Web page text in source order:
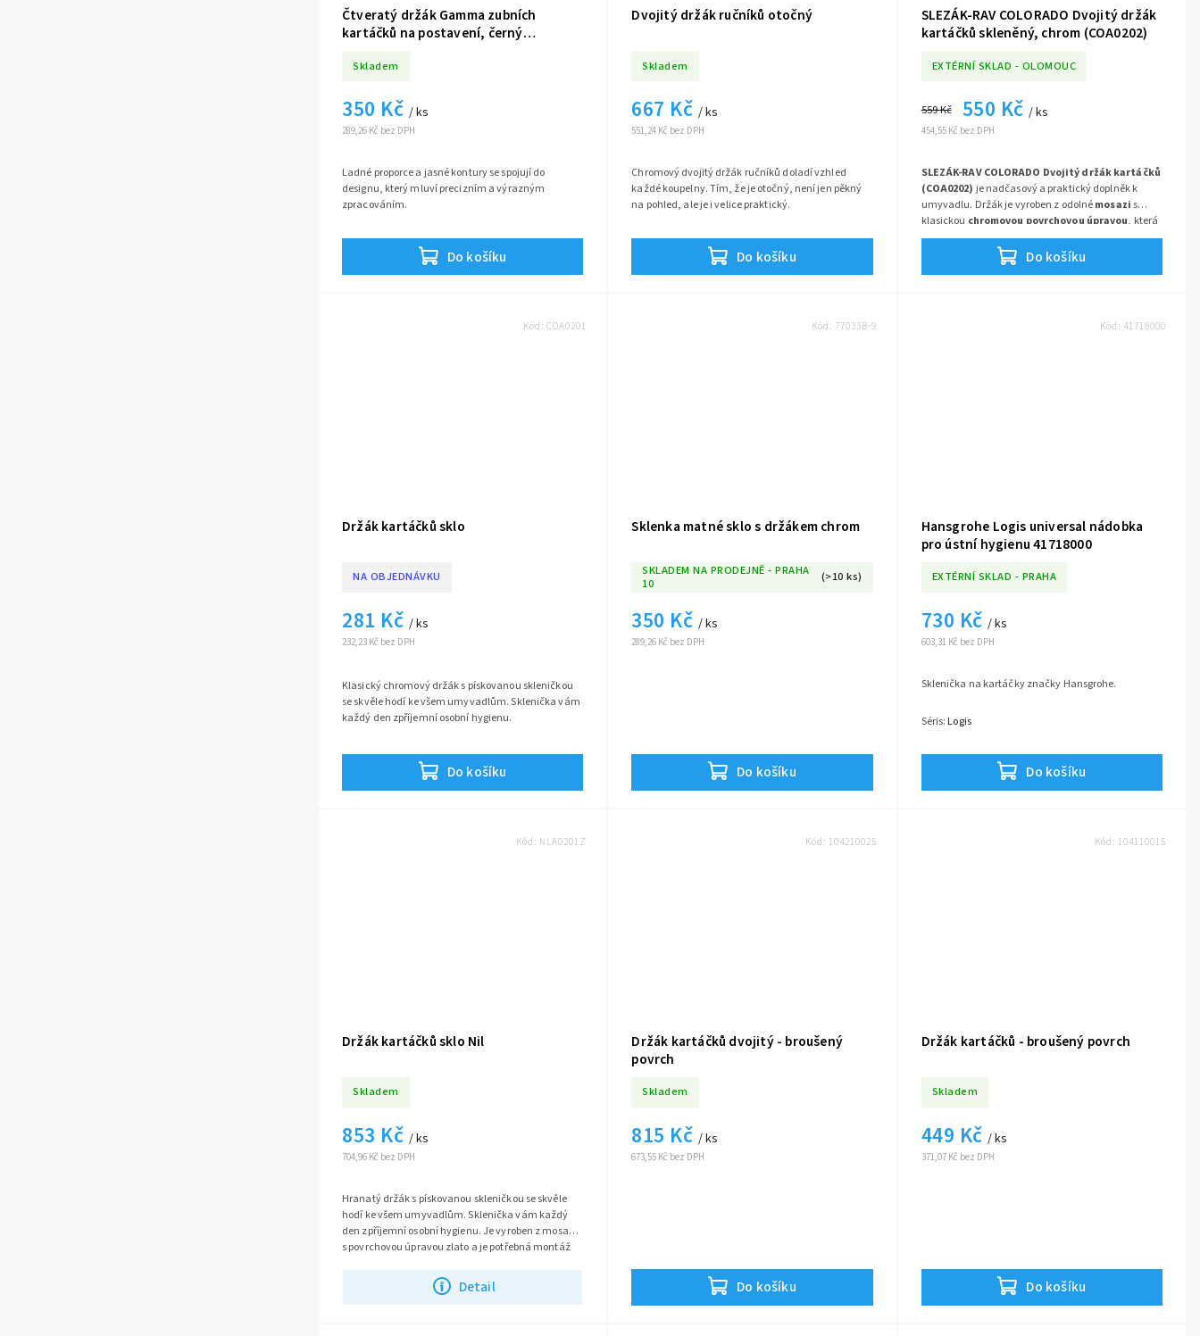
Čtveratý držák Gamma zubních
kartáčků na postavení, černý
Skladem
289,26 Kč bez DPH
350 Kč / ks
Do košíku
Ladné proporce a jasné kontury se spojují do
designu, který mluví precizním a výrazným
zpracováním.
Dvojitý držák ručníků otočný
Skladem
551,24 Kč bez DPH
667 Kč / ks
Do košíku
Chromový dvojitý držák ručníků doladí vzhled
každé koupelny. Tím, že je otočný, není jen pěkný
na pohled, ale je i velice praktický.
SLEZÁK-RAV COLORADO Dvojitý držák
kartáčků skleněný, chrom (COA0202)
EXTÉRNÍ SKLAD - OLOMOUC
454,55 Kč bez DPH
559 Kč 550 Kč/ ks
Do košíku
SLEZÁK-RAV COLORADO Dvojitý držák kartáčků
(COA0202)je nadčasový a praktický doplněk k
umyvadlu. Držák je vyroben z odolnémosazi s
klasickou chromovou povrchovou úpravou, která
se hodí do každé moderní koupelny. Je osazen
dvěma pískovanými skleničkami
uložení kartáčků pro dvě osoby. Montáž se provádí
Držák kartáčků sklo
NA OBJEDNÁVKU
232,23 Kč bez DPH
281 Kč / ks
Do košíku
Klasický chromový držák s pískovanou skleničkou
se skvěle hodí ke všem umyvadlům. Sklenička vám
každý den zpříjemní osobní hygienu.
Kód:COA0201
Sklenka matné sklo s držákem chrom
SKLADEM NA PRODEJNĚ - PRAHA
10
(>10 ks)
289,26 Kč bez DPH
350 Kč / ks
Do košíku
Kód: 77033B-9
Hansgrohe Logis universal nádobka
pro ústní hygienu 41718000
EXTÉRNÍ SKLAD - PRAHA
603,31 Kč bez DPH
730 Kč/ ks
Do košíku
Sklenička na kartáčky značky Hansgrohe.
Séris: Logis
Kód: 41718000
Držák kartáčků sklo Nil
Skladem
704,96 Kč bez DPH
853 Kč / ks
Detail
Hranatý držák s pískovanou skleničkou se skvěle
hodí ke všem umyvadlům. Sklenička vám každý
den zpříjemní osobní hygienu. Je vyroben z mosazi
s povrchovou úpravou zlato a je potřebná montáž
Kód: NLA0201Z
Držák kartáčků dvojitý - broušený
povrch
Skladem
673,55 Kč bez DPH
815 Kč / ks
Do košíku
Kód: 104210025
Držák kartáčků - broušený povrch
Skladem
371,07 Kč bez DPH
449 Kč/ ks
Do košíku
Kód: 104110015